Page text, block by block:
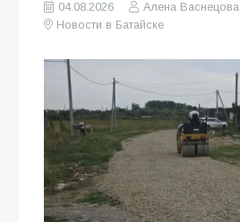
04.08.2026
Алена Васнецова
Новости в Батайске